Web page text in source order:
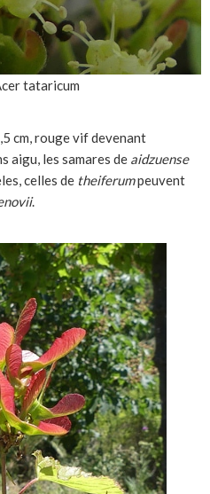
tataricum
cm, rouge vif devenant
aigu, les samares de aidzuense
celles de theiferumpeuvent
.